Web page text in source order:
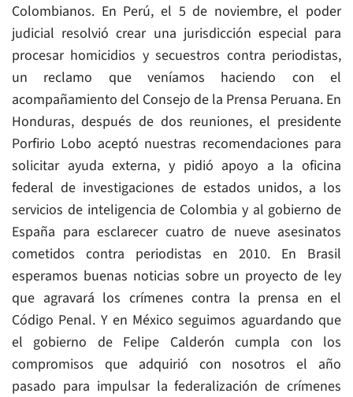
Colombianos. En Perú, el 5 de noviembre, el poder
judicial resolvió crear una jurisdicción especial para
procesar homicidios y secuestros contra periodistas,
un reclamo que veníamos haciendo con el
acompañamiento del Consejo de la Prensa Peruana. En
Honduras, después de dos reuniones, el presidente
Porfirio Lobo aceptó nuestras recomendaciones para
solicitar ayuda externa, y pidió apoyo a la oficina
federal de investigaciones de estados unidos, a los
servicios de inteligencia de Colombia y al gobierno de
España para esclarecer cuatro de nueve asesinatos
cometidos contra periodistas en 2010. En Brasil
esperamos buenas noticias sobre un proyecto de ley
que agravará los crímenes contra la prensa en el
Código Penal. Y en México seguimos aguardando que
el gobierno de Felipe Calderón cumpla con los
compromisos que adquirió con nosotros el año
pasado para impulsar la federalización de crímenes